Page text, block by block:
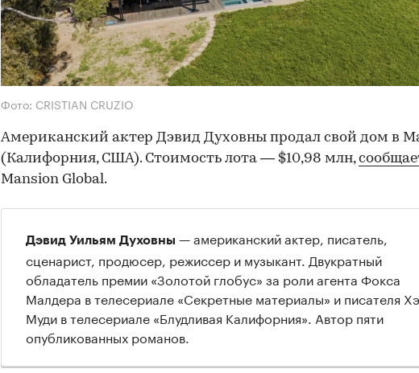
Фото: CRISTIAN CRUZIO
Американский актер Дэвид Духовны продал свой дом в
(Калифорния, США). Стоимость лота — $10,98 млн,
Mansion Global.
Дэвид Уильям Духовны — американский актер, писатель,
сценарист, продюсер, режиссер и музыкант. Двукратный
обладатель премии «Золотой глобус» за роли агента Фокса
Малдера в телесериале «Секретные материалы» и писателя
Муди в телесериале «Блудливая Калифорния». Автор пяти
опубликованных романов.